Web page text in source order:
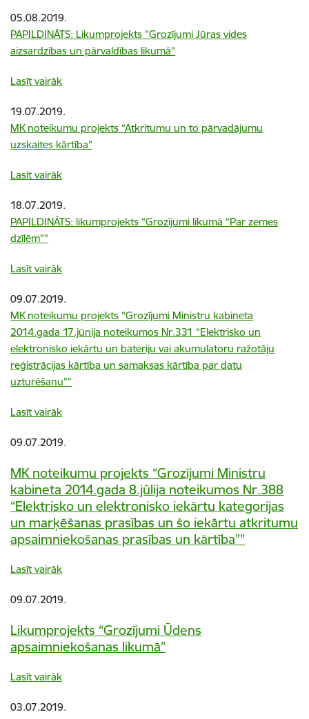
05.08.2019.
PAPILDINĀTS: Likumprojekts "Grozījumi Jūras vides
aizsardzības un pārvaldības likumā"
Lasīt vairāk
19.07.2019.
MK noteikumu projekts “Atkritumu un to pārvadājumu
uzskaites kārtība”
Lasīt vairāk
18.07.2019.
PAPILDINĀTS: likumprojekts “Grozījumi likumā “Par zemes
dzīlēm””
Lasīt vairāk
09.07.2019.
MK noteikumu projekts “Grozījumi Ministru kabineta
2014.gada 17.jūnija noteikumos Nr.331 “Elektrisko un
elektronisko iekārtu un bateriju vai akumulatoru ražotāju
reģistrācijas kārtība un samaksas kārtība par datu
uzturēšanu””
Lasīt vairāk
09.07.2019.
MK noteikumu projekts “Grozījumi Ministru
kabineta 2014.gada 8.jūlija noteikumos Nr.388
“Elektrisko un elektronisko iekārtu kategorijas
un marķēšanas prasības un šo iekārtu atkritumu
apsaimniekošanas prasības un kārtība””
Lasīt vairāk
09.07.2019.
Likumprojekts “Grozījumi Ūdens
apsaimniekošanas likumā”
Lasīt vairāk
03.07.2019.